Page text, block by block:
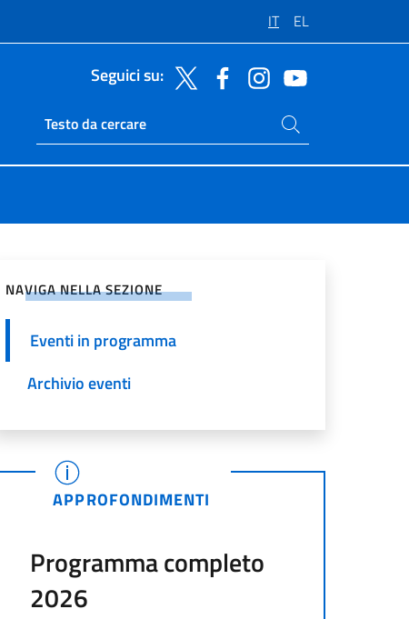
IT EL
Seguici su:
Ricerca sito live
Cerca nel sito
NAVIGA NELLA SEZIONE
Eventi in programma
Archivio eventi
APPROFONDIMENTI
Programma completo
2026